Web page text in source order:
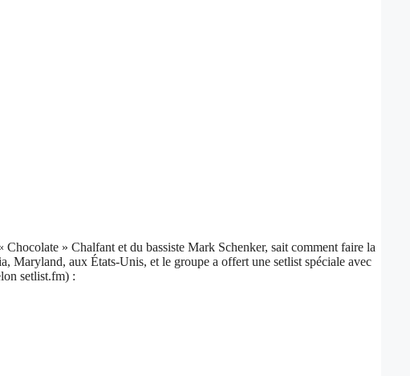
» Chalfant et du bassiste Mark Schenker, sait comment faire la
aux États-Unis, et le groupe a offert une setlist spéciale avec
setlist.fm) :